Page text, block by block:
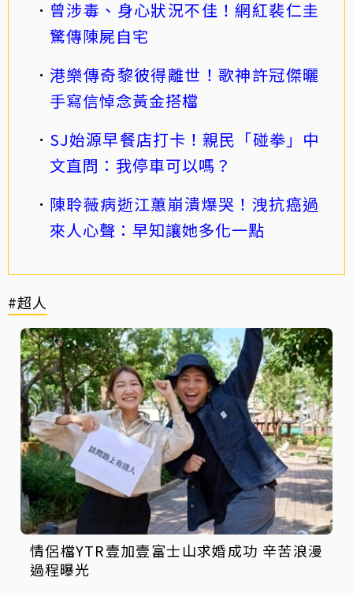
曾涉毒、身心狀況不佳！網紅裴仁圭
驚傳陳屍自宅
港樂傳奇黎彼得離世！歌神許冠傑曬
手寫信悼念黃金搭檔
SJ始源早餐店打卡！親民「碰拳」中
文直問：我停車可以嗎？
陳聆薇病逝江蕙崩潰爆哭！洩抗癌過
來人心聲：早知讓她多化一點
#超人
情侶檔YTR壹加壹富士山求婚成功 辛苦浪漫
過程曝光